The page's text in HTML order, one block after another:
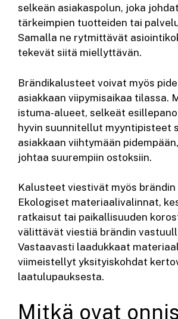
selkeän asiakaspolun, joka
tärkeimpien tuotteiden tai
Samalla ne rytmittävät
tekevät siitä miellyttävän.
Brändikalusteet voivat myös
asiakkaan viipymisaikaa tilassa.
istuma-alueet, selkeät
hyvin suunnitellut myyntipisteet
asiakkaan viihtymään
johtaa suurempiin ostoksiin.
Kalusteet viestivät myös brändin
Ekologiset materiaalivalinnat,
ratkaisut tai paikallisuuden
välittävät viestiä brändin
Vastaavasti laadukkaat
viimeistellyt yksityiskohdat
laatulupauksesta.
Mitkä ovat